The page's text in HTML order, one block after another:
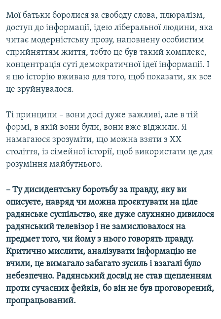
Мої батьки боролися за свободу слова, плюралізм,
доступ до інформації, ідею ліберальної людини, яка
читає модерністську прозу, наповнену особистим
сприйняттям життя, тобто це був такий комплекс,
концентрація суті демократичної ідеї інформації. І
я цю історію вживаю для того, щоб показати, як все
це зруйнувалося.
Ті принципи – вони досі дуже важливі, але в тій
формі, в якій вони були, вони вже віджили. Я
намагаюся зрозуміти, що можна взяти з ХХ
століття, із сімейної історії, щоб використати це для
розуміння майбутнього.
– Ту дисидентську боротьбу за правду, яку ви
описуєте, навряд чи можна проєктувати на ціле
радянське суспільство, яке дуже слухняно дивилося
радянський телевізор і не замислювалося на
предмет того, чи йому з нього говорять правду.
Критично мислити, аналізувати інформацію не
вчили, це вимагало забагато зусиль і взагалі було
небезпечно. Радянський досвід не став щепленням
проти сучасних фейків, бо він не був проговорений,
пропрацьований.